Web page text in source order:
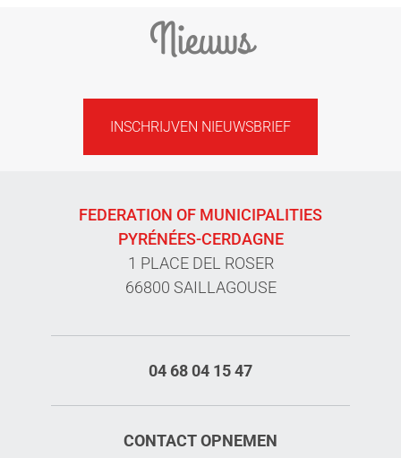
Nieuws
INSCHRIJVEN NIEUWSBRIEF
FEDERATION OF MUNICIPALITIES
PYRÉNÉES-CERDAGNE
1 PLACE DEL ROSER
66800 SAILLAGOUSE
04 68 04 15 47
CONTACT OPNEMEN